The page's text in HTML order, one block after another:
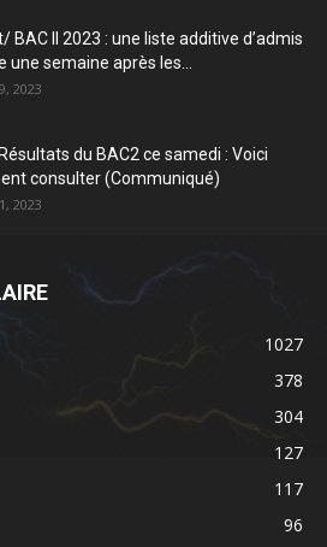
BAC II 2023 : une liste additive d’admis
une semaine après les...
2023
du BAC2 ce samedi : Voici
consulter (Communiqué)
2023
1027
378
304
127
117
96